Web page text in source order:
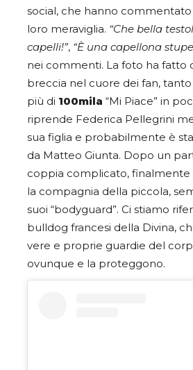
social, che hanno
loro meraviglia. “Che bella
capelli!”, “È una capellona
nei commenti. La foto ha fatto
breccia nel cuore dei fan,
più di 100mila “Mi Piace” in
riprende Federica Pellegrini
sua figlia e probabilmente è
da Matteo Giunta. Dopo un
coppia complicato, finalmente
la compagnia della piccola,
suoi “bodyguard”. Ci stiamo
bulldog francesi della Divina,
vere e proprie guardie del
ovunque e la proteggono.